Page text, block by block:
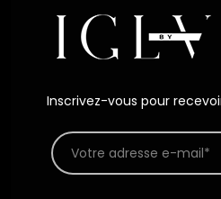
Inscrivez-vous pour